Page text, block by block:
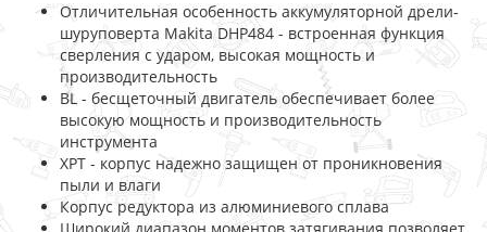
Отличительная особенность аккумуляторной дрели-
шуруповерта Makita DHP484 - встроенная функция
сверления с ударом, высокая мощность и
производительность
BL - бесщеточный двигатель обеспечивает более
высокую мощность и производительность
инструмента
XPT - корпус надежно защищен от проникновения
пыли и влаги
Корпус редуктора из алюминиевого сплава